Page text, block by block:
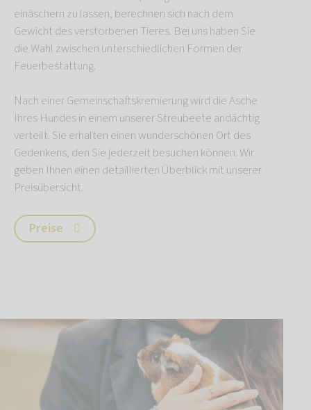
einäschern zu lassen, berechnen sich nach dem
Gewicht des verstorbenen Tieres. Bei uns haben Sie
die Wahl zwischen unterschiedlichen Formen der
Feuerbestattung.
Nach einer Gemeinschaftskremierung wird die Asche
Ihres Hundes in einem unserer Streubeete andächtig
verteilt. Sie erhalten einen wunderschönen Ort des
Gedenkens, den Sie jederzeit besuchen können. Wir
geben Ihnen einen detaillierten Überblick mit unserer
Preisübersicht.
Preise